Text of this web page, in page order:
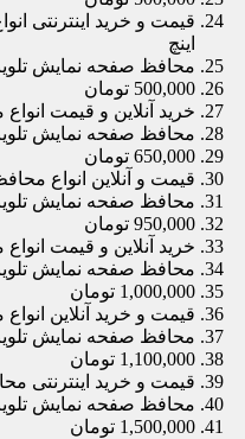
اینچ
محافظ صفحه نمایش تلویزیون
500,000 تومان
خرید آنلاین و قیمت انواع
محافظ صفحه نمایش تلویزیون
650,000 تومان
قیمت و آنلاین انواع محافظ
محافظ صفحه نمایش تلویزیون
950,000 تومان
خرید آنلاین و قیمت انواع
محافظ صفحه نمایش تلویزیون
1,000,000 تومان
قیمت و خرید آنلاین انواع
محافظ صفحه نمایش تلویزیون
1,100,000 تومان
قیمت و خرید اینترنتی
محافظ صفحه نمایش تلویزیون
1,500,000 تومان